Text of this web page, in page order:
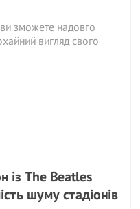
зможете надовго
вигляд свого